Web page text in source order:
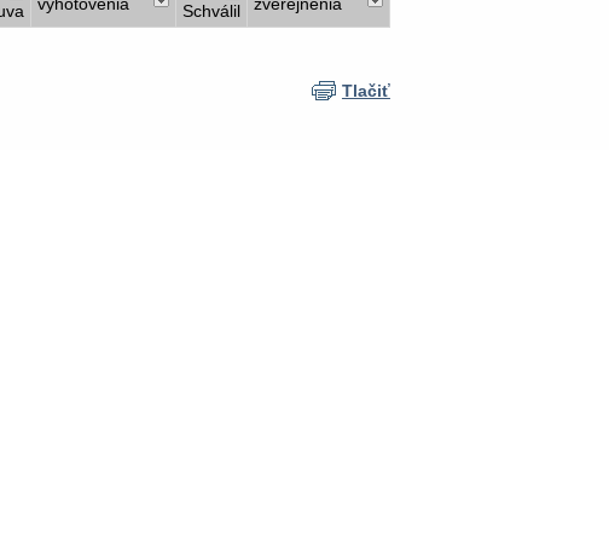
Schválil
Tlačiť